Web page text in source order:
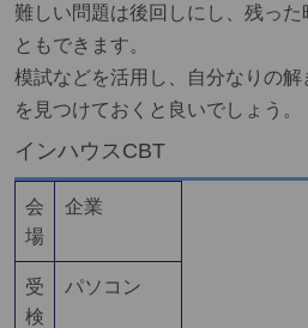
難しい問題は後回しにし、残った
ともできます。
模試などを活用し、自分なりの
を見つけておくと良いでしょう。
インハウスCBT
会
場
企業
受
検
パソコン